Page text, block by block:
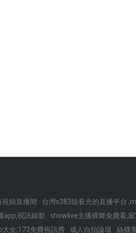
頻直播間 台灣s383能看光的直播平台
app,視訊錄影 showlive主播裸舞免費看,
全,173免費視訊秀 成人自拍論壇 絲襪